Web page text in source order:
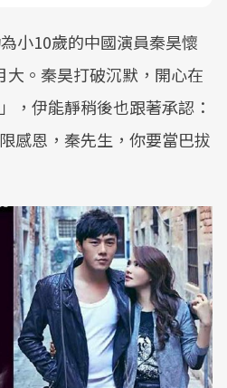
小10歲的中國演員秦昊懷
大。秦昊打破沉默，開心在
，伊能靜稍後也跟著承認：
感恩，秦先生，你要當巴拔